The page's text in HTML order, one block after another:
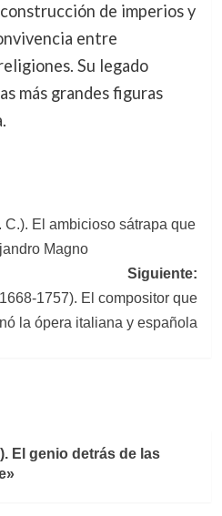
de imperios y
entre
Su legado
más grandes figuras
El ambicioso sátrapa que
Magno
Siguiente:
1757). El compositor que
la ópera italiana y española
El genio detrás de las